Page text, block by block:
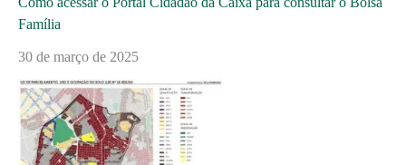
Família
30 de março de 2025